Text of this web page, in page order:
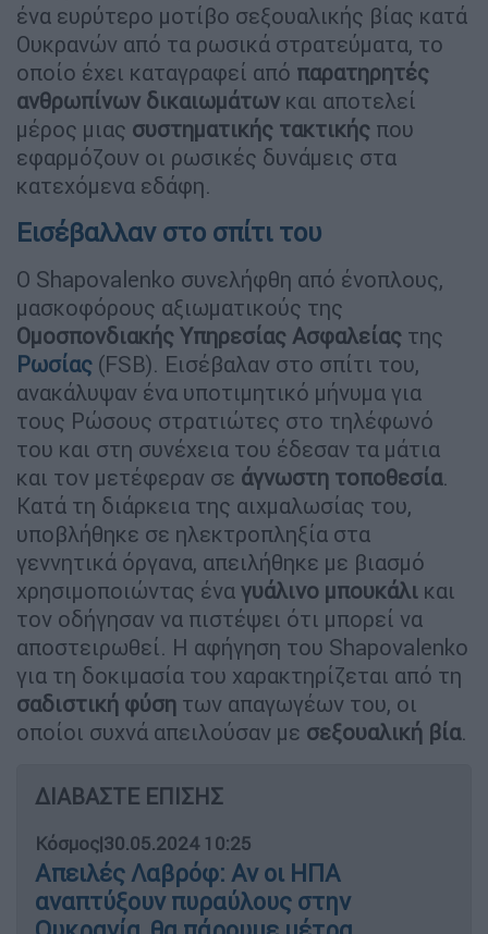
ένα ευρύτερο μοτίβο σεξουαλικής βίας κατά
Ουκρανών από τα ρωσικά στρατεύματα, το
οποίο έχει καταγραφεί από παρατηρητές
ανθρωπίνων δικαιωμάτων και αποτελεί
μέρος μιας συστηματικής τακτικής που
εφαρμόζουν οι ρωσικές δυνάμεις στα
κατεχόμενα εδάφη.
Εισέβαλλαν στο σπίτι του
Ο Shapovalenko συνελήφθη από ένοπλους,
μασκοφόρους αξιωματικούς της
Ομοσπονδιακής Υπηρεσίας Ασφαλείας της
Ρωσίας (FSB). Εισέβαλαν στο σπίτι του,
ανακάλυψαν ένα υποτιμητικό μήνυμα για
τους Ρώσους στρατιώτες στο τηλέφωνό
του και στη συνέχεια του έδεσαν τα μάτια
και τον μετέφεραν σε άγνωστη τοποθεσία.
Κατά τη διάρκεια της αιχμαλωσίας του,
υποβλήθηκε σε ηλεκτροπληξία στα
γεννητικά όργανα, απειλήθηκε με βιασμό
χρησιμοποιώντας ένα γυάλινο μπουκάλι και
τον οδήγησαν να πιστέψει ότι μπορεί να
αποστειρωθεί. Η αφήγηση του Shapovalenko
για τη δοκιμασία του χαρακτηρίζεται από τη
σαδιστική φύση των απαγωγέων του, οι
οποίοι συχνά απειλούσαν με σεξουαλική βία.
ΔΙΑΒΑΣΤΕ ΕΠΙΣΗΣ
Κόσμος|30.05.2024 10:25
Απειλές Λαβρόφ: Αν οι ΗΠΑ
αναπτύξουν πυραύλους στην